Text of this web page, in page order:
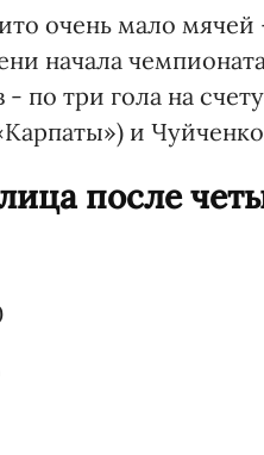
очень мало
начала
по три гола на
и
после